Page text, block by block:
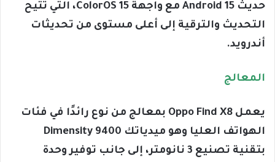
حديث Android 15 مع واجهة ColorOS 15، التي تتيح
التحديث والترقية إلى أعلى مستوى من تحديثات
أندرويد.
المعالج
يعمل Oppo Find X8 بمعالج من نوع رائدًا في فئات
الهواتف العليا وهو ميدياتك Dimensity 9400
بتقنية تصنيع 3 نانومتر، إلى جانب توفير وحدة